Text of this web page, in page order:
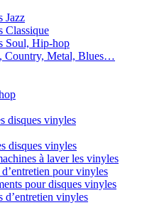
Jazz
Classique
Soul, Hip-hop
Country, Metal, Blues…
disques vinyles
disques vinyles
à laver les vinyles
pour vinyles
pour disques vinyles
d’entretien vinyles